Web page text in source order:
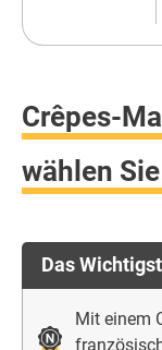
Crêpes-
wählen
Das
Mit einem